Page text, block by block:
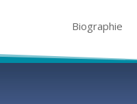
Biographie
Biographie